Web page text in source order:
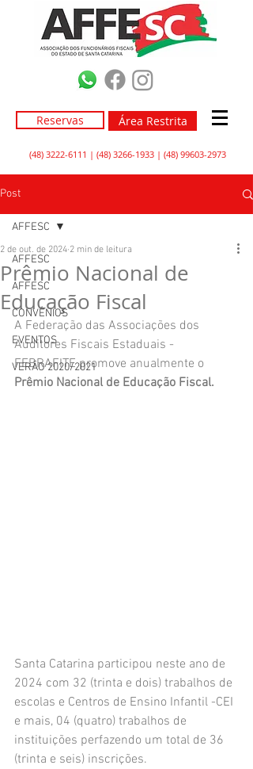
Reservas Área Restrita
(48) 3222-6111 | (48) 3266-1933 | (48) 99603-2973
Post
AFFESC
AFFESC
CONVÊNIOS
EVENTOS
VERÃO 2020/2021
AFFESC
Prêmio Nacional de
Educação Fiscal
2 de out. de 2024 2 min de leitura
A Federação das Associações dos
Auditores Fiscais Estaduais -
FEBRAFITE promove anualmente o
Prêmio Nacional de Educação Fiscal.
Santa Catarina participou neste ano de
2024 com 32 (trinta e dois) trabalhos de
escolas e Centros de Ensino Infantil -CEI
e mais, 04 (quatro) trabalhos de
instituições perfazendo um total de 36
(trinta e seis) inscrições.